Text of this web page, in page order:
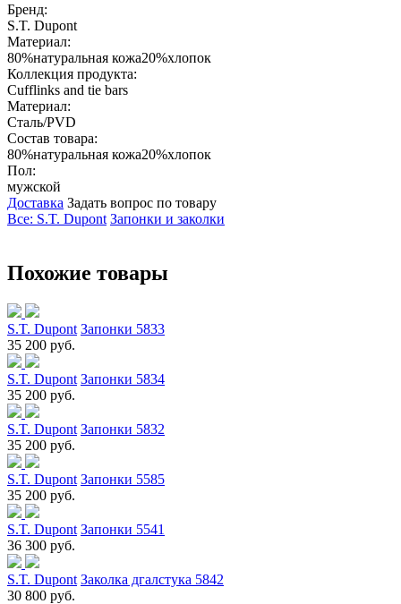
Бренд:
S.T. Dupont
Материал:
80%натуральная кожа20%хлопок
Коллекция продукта:
Cufflinks and tie bars
Материал:
Сталь/PVD
Состав товара:
80%натуральная кожа20%хлопок
Пол:
мужской
Доставка Задать вопрос по товару
Все: S.T. Dupont Запонки и заколки
Похожие товары
S.T. Dupont Запонки 5833
35 200 руб.
S.T. Dupont Запонки 5834
35 200 руб.
S.T. Dupont Запонки 5832
35 200 руб.
S.T. Dupont Запонки 5585
35 200 руб.
S.T. Dupont Запонки 5541
36 300 руб.
S.T. Dupont Заколка дгалстука 5842
30 800 руб.